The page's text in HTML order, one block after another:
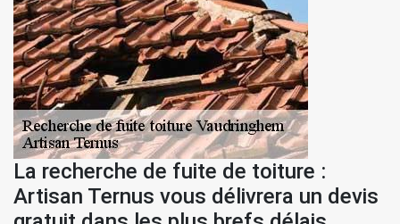
La recherche de fuite de toiture :
Artisan Ternus vous délivrera un devis